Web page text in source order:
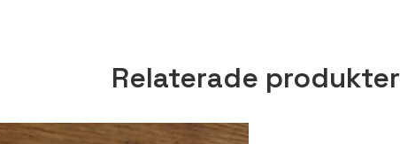
Relaterade produkter